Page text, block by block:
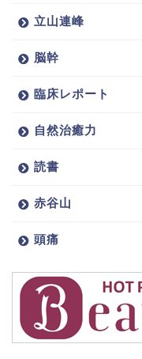
立山連峰
脳幹
臨床レポート
自然治癒力
読書
赤谷山
頭痛